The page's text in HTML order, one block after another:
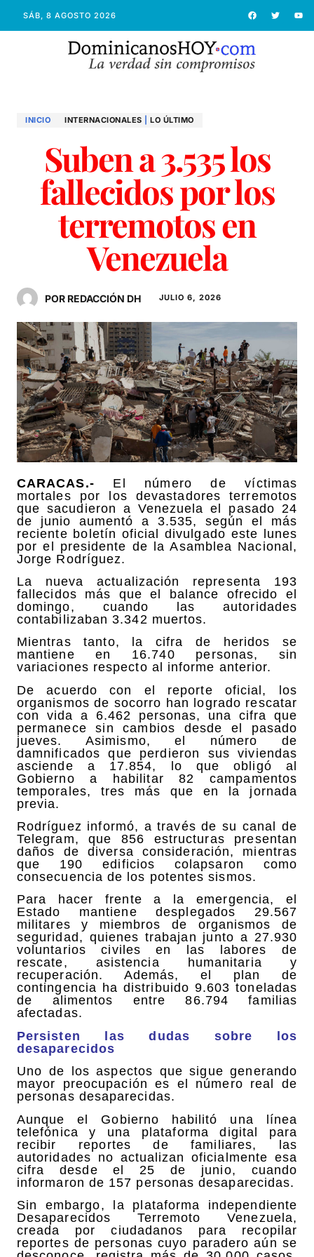
SÁB, 8 AGOSTO 2026
INICIO INTERNACIONALES LO ÚLTIMO
Suben a 3.535 los
fallecidos por los
terremotos en
Venezuela
POR REDACCIÓN DH JULIO 6, 2026
CARACAS.- El número de víctimas
mortales por los devastadores terremotos
que sacudieron a Venezuela el pasado 24
de junio aumentó a 3.535, según el más
reciente boletín oficial divulgado este lunes
por el presidente de la Asamblea Nacional,
Jorge Rodríguez.
La nueva actualización representa 193
fallecidos más que el balance ofrecido el
domingo, cuando las autoridades
contabilizaban 3.342 muertos.
Mientras tanto, la cifra de heridos se
mantiene en 16.740 personas, sin
variaciones respecto al informe anterior.
De acuerdo con el reporte oficial, los
organismos de socorro han logrado rescatar
con vida a 6.462 personas, una cifra que
permanece sin cambios desde el pasado
jueves. Asimismo, el número de
damnificados que perdieron sus viviendas
asciende a 17.854, lo que obligó al
Gobierno a habilitar 82 campamentos
temporales, tres más que en la jornada
previa.
Rodríguez informó, a través de su canal de
Telegram, que 856 estructuras presentan
daños de diversa consideración, mientras
que 190 edificios colapsaron como
consecuencia de los potentes sismos.
Para hacer frente a la emergencia, el
Estado mantiene desplegados 29.567
militares y miembros de organismos de
seguridad, quienes trabajan junto a 27.930
voluntarios civiles en las labores de
rescate, asistencia humanitaria y
recuperación. Además, el plan de
contingencia ha distribuido 9.603 toneladas
de alimentos entre 86.794 familias
afectadas.
Persisten las dudas sobre los
desaparecidos
Uno de los aspectos que sigue generando
mayor preocupación es el número real de
personas desaparecidas.
Aunque el Gobierno habilitó una línea
telefónica y una plataforma digital para
recibir reportes de familiares, las
autoridades no actualizan oficialmente esa
cifra desde el 25 de junio, cuando
informaron de 157 personas desaparecidas.
Sin embargo, la plataforma independiente
Desaparecidos Terremoto Venezuela,
creada por ciudadanos para recopilar
reportes de personas cuyo paradero aún se